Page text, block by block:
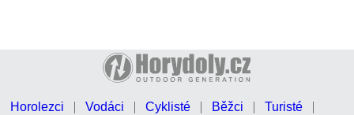
Horolezci Vodáci Cyklisté Běžci
Turisté